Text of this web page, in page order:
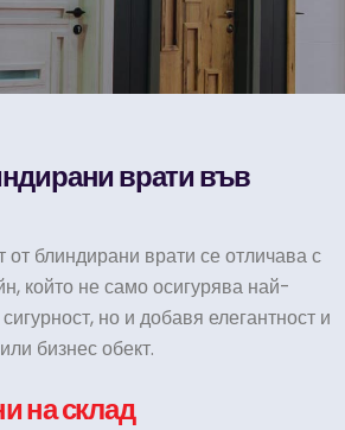
врати във
блиндирани врати се отличава с
който не само осигурява най-
но и добавя елегантност и
бизнес обект.
на склад